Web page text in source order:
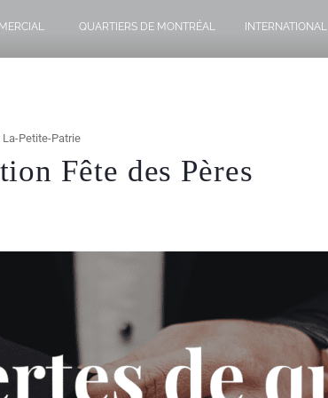
QUARTIERS DE MONTRÉAL INTERNATIONAL
La-Petite-Patrie
Fête des Pères